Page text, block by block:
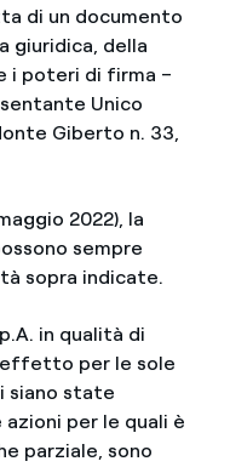
di un documento
giuridica, della
i poteri di firma –
Unico
Giberto n. 33,
2022), la
sempre
sopra indicate.
in qualità di
per le sole
siano state
per le quali è
parziale, sono